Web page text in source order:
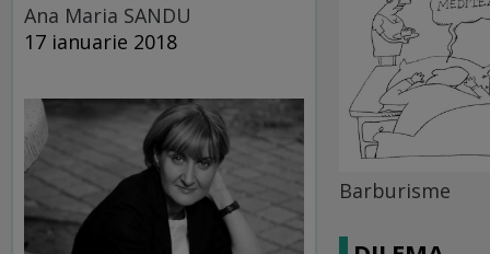
Ana Maria SANDU
17 ianuarie 2018
Barburisme